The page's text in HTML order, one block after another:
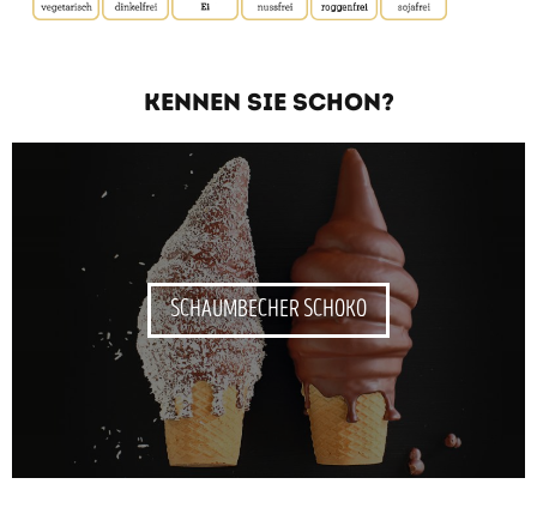
KENNEN SIE SCHON?
SCHAUMBECHER SCHOKO